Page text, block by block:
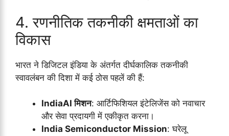
4. रणनीतिक तकनीकी क्षमताओं का
विकास
भारत ने डिजिटल इंडिया के अंतर्गत दीर्घकालिक तकनीकी
स्वावलंबन की दिशा में कई ठोस पहलें की हैं:
IndiaAI मिशन: आर्टिफिशियल इंटेलिजेंस को नवाचार
और सेवा प्रदायगी में एकीकृत करना।
India Semiconductor Mission: घरेलू